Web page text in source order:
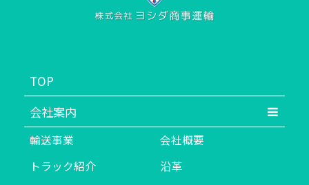
TOP
会社案内
輸送事業
会社概要
トラック紹介
沿革